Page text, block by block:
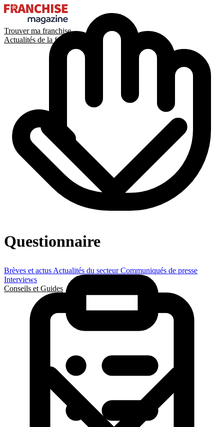
Trouver ma franchise
Actualités de la franchise
Brèves et actus Actualités du secteurCommuniqués de presse
Interviews
Conseils et Guides
Questionnaire